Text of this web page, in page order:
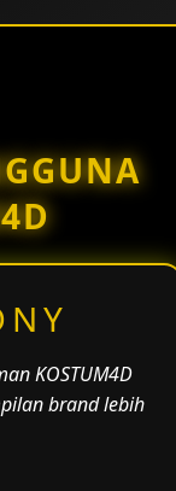
KOSTUM4D
brand lebih